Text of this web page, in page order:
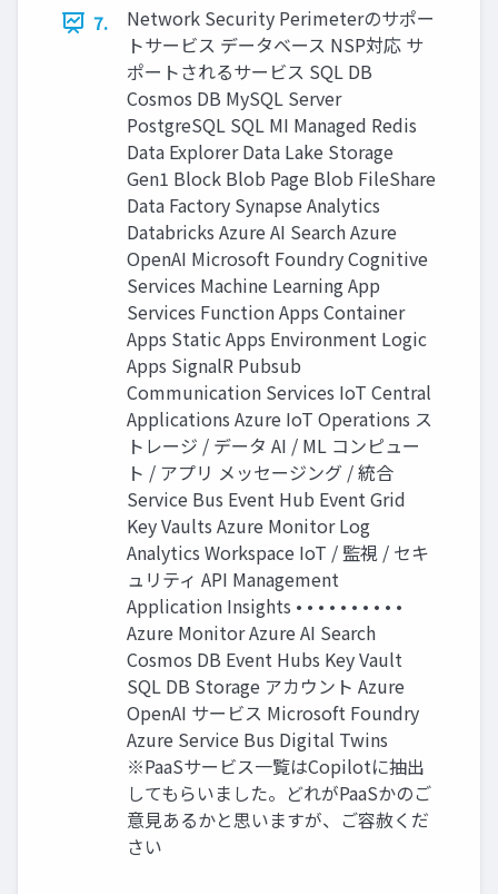
7.
Network Security Perimeterのサポー
トサービス データベース NSP対応 サ
ポートされるサービス SQL DB
Cosmos DB MySQL Server
PostgreSQL SQL MI Managed Redis
Data Explorer Data Lake Storage
Gen1 Block Blob Page Blob FileShare
Data Factory Synapse Analytics
Databricks Azure AI Search Azure
OpenAI Microsoft Foundry Cognitive
Services Machine Learning App
Services Function Apps Container
Apps Static Apps Environment Logic
Apps SignalR Pubsub
Communication Services IoT Central
Applications Azure IoT Operations ス
トレージ / データ AI / ML コンピュー
ト / アプリ メッセージング / 統合
Service Bus Event Hub Event Grid
Key Vaults Azure Monitor Log
Analytics Workspace IoT / 監視 / セキ
ュリティ API Management
Application Insights • • • • • • • • • •
Azure Monitor Azure AI Search
Cosmos DB Event Hubs Key Vault
SQL DB Storage アカウント Azure
OpenAI サービス Microsoft Foundry
Azure Service Bus Digital Twins
※PaaSサービス一覧はCopilotに抽出
してもらいました。どれがPaaSかのご
意見あるかと思いますが、ご容赦くだ
さい